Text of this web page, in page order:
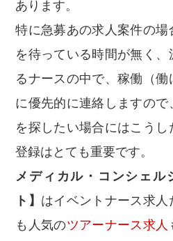
あります。
特に急募あの求人案件の
を待っている時間が無く
るナースの中で、稼働（
に優先的に連絡しますので
を探したい場合にはこう
登録はとても重要です。
メディカル・コンシェル
ト】 はイベントナース求
も人気のツアーナース求人